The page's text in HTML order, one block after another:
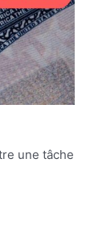
une tâche